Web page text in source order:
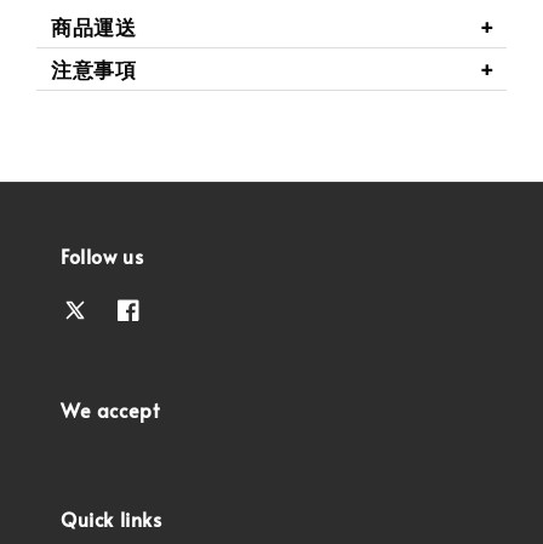
商品運送
注意事項
Follow us
We accept
Quick links